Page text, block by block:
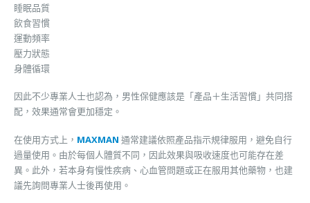
睡眠品質
飲食習慣
運動頻率
壓力狀態
身體循環
因此不少專業人士也認為，男性保健應該是「產品＋生活習慣」共同搭
配，效果通常會更加穩定。
在使用方式上， MAXMAN 通常建議依照產品指示規律服用，避免自行
過量使用。由於每個人體質不同，因此效果與吸收速度也可能存在差
異。此外，若本身有慢性疾病、心血管問題或正在服用其他藥物，也建
議先詢問專業人士後再使用。